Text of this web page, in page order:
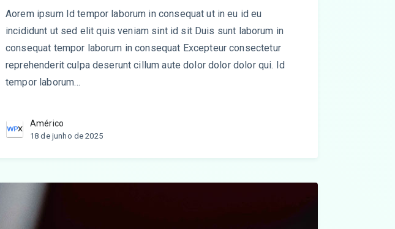
Aorem ipsum Id tempor laborum in consequat ut in eu id eu
incididunt ut sed elit quis veniam sint id sit Duis sunt laborum in
consequat tempor laborum in consequat Excepteur consectetur
reprehenderit culpa deserunt cillum aute dolor dolor dolor qui. Id
tempor laborum…
Américo
18 de junho de 2025